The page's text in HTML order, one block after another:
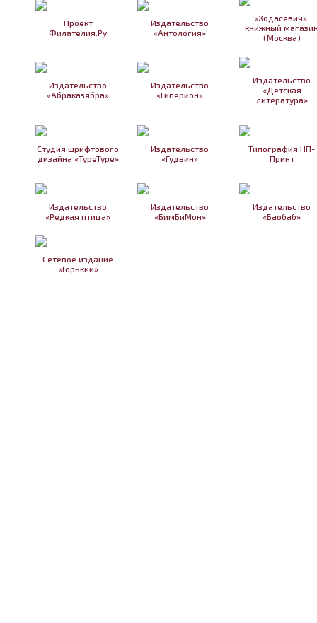
Проект
Филателия.Ру
Издательство
«Антология»
«Ходасевич»:
книжный
(Москва)
Издательство
«Абраказябра»
Издательство
«Гиперион»
Издательство
«Детская
литература»
Студия шрифтового
дизайна «TypeType»
Издательство
«Гудвин»
Типография НП-
Принт
Издательство
«Редкая птица»
Издательство
«БимБиМон»
Издательство
«Баобаб»
Сетевое издание
«Горький»